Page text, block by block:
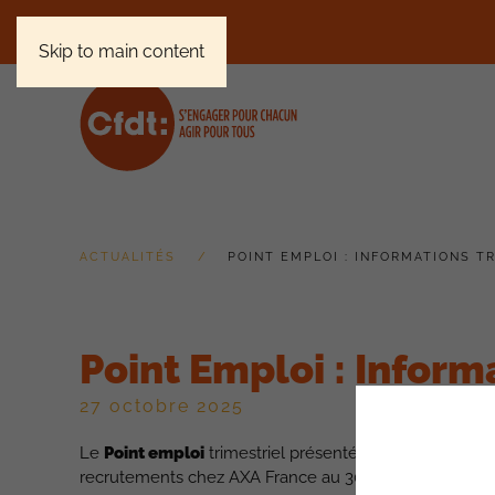
Skip to main content
ACTUALITÉS POINT EMPLOI : INFORMATIONS
Point Emploi :
27 octobre 2025
Le Point emploi trimestriel présenté lors de la
recrutements chez AXA France au 30 septembre 2025.